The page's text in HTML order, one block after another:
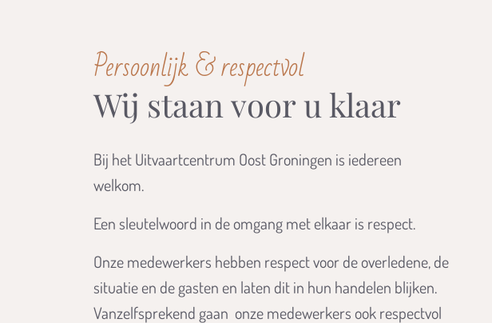
Persoonlijk & respectvol
Wij staan voor u klaar
Bij het Uitvaartcentrum Oost Groningen is iedereen
welkom.
Een sleutelwoord in de omgang met elkaar is respect.
Onze medewerkers hebben respect voor de overledene, de
situatie en de gasten en laten dit in hun handelen blijken.
Vanzelfsprekend gaan onze medewerkers ook respectvol